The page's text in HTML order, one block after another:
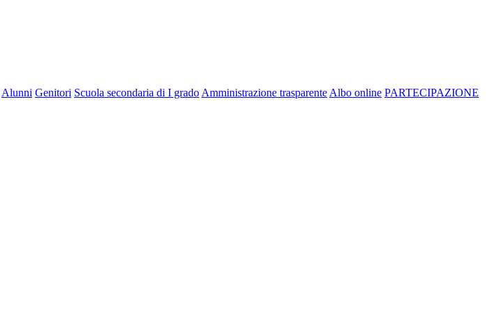
Alunni Genitori Scuola secondaria di I grado Amministrazione trasparente Albo online PARTECIPAZIONE